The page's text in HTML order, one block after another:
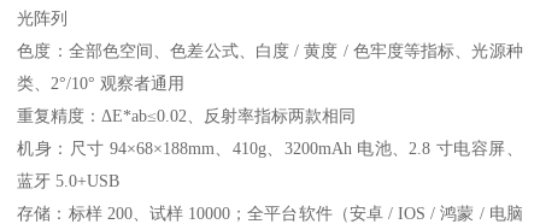
光阵列
色度：全部色空间、色差公式、白度 / 黄度 / 色牢度等指标、光源种
类、2°/10° 观察者通用
重复精度： ΔE*ab≤0.02、反射率指标两款相同
机身：尺寸 94×68×188mm、410g、3200mAh 电池、2.8 寸电容屏、
蓝牙 5.0+USB
存储：标样 200、试样 10000；全平台软件（安卓 / IOS / 鸿蒙 / 电脑